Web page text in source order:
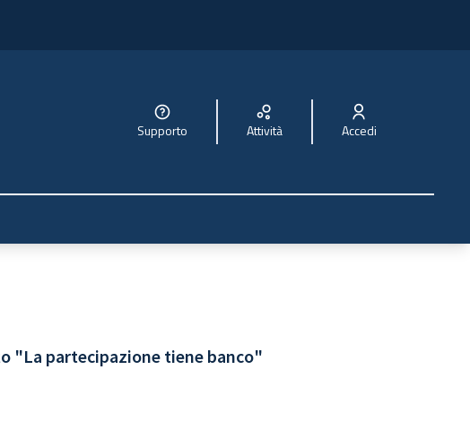
Supporto Attività Accedi
"La partecipazione tiene banco"